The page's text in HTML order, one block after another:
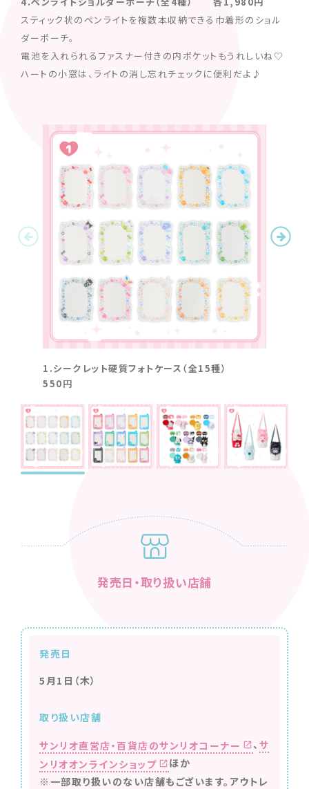
スティック状のペンライトを複数本収納できる巾着形のショル
ダーポーチ。
電池を入れられるファスナー付きの内ポケットもうれしいね♡
ハートの小窓は、ライトの消し忘れチェックに便利だよ♪
1.シークレット硬質フォトケース（全15種）
550円
発売日・取り扱い店舗
発売日
5月1日（木）
取り扱い店舗
サンリオ直営店・百貨店のサンリオコーナー 、 サ
ンリオオンラインショップ
ほか
※一部取り扱いのない店舗もございます。アウトレ